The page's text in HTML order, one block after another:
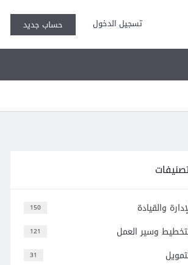
تسجيل الدخول حساب جديد
150 والقيادة
121 وسير العمل
31